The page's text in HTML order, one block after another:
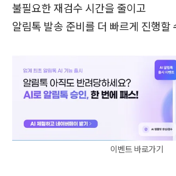
불필요한 재검수 시간을 줄이고
알림톡 발송 준비를 더 빠르게 진행할
이벤트 바로가기